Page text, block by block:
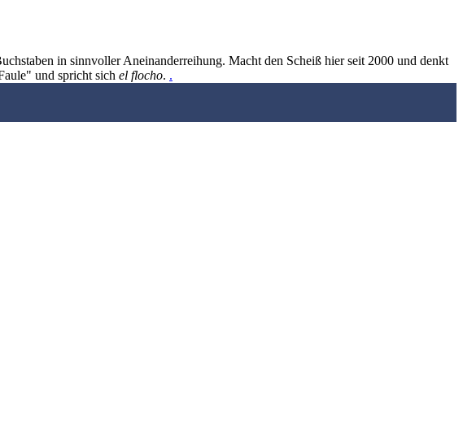
in sinnvoller Aneinanderreihung. Macht den Scheiß hier seit 2000 und denkt
und spricht sich el flocho. .